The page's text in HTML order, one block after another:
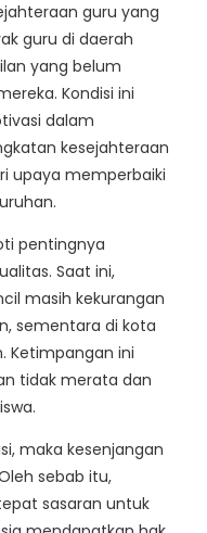
guru yang
guru di daerah
yang belum
Kondisi ini
dalam
kesejahteraan
upaya memperbaiki
pentingnya
Saat ini,
masih kekurangan
sementara di kota
Ketimpangan ini
tidak merata dan
maka kesenjangan
sebab itu,
sasaran untuk